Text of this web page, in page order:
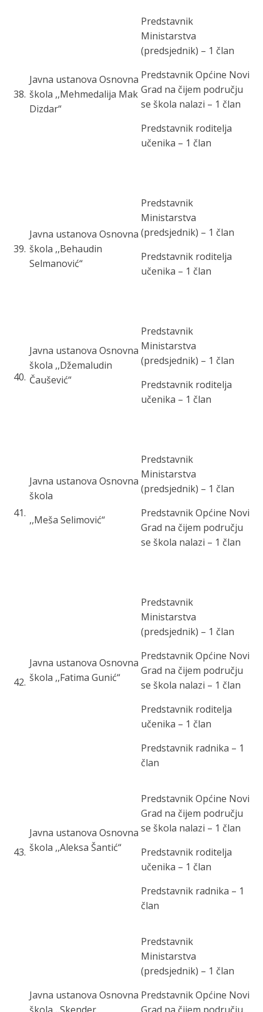
38.
Javna ustanova Osnovna
škola ,,Mehmedalija Mak
Dizdar“
Predstavnik
Ministarstva
(predsjednik) – 1 član
Predstavnik Općine Novi
Grad na čijem području
se škola nalazi – 1 član
Predstavnik roditelja
učenika – 1 član
39.
Javna ustanova Osnovna
škola ,,Behaudin
Selmanović“
Predstavnik
Ministarstva
(predsjednik) – 1 član
Predstavnik roditelja
učenika – 1 član
40.
Javna ustanova Osnovna
škola ,,Džemaludin
Čaušević“
Predstavnik
Ministarstva
(predsjednik) – 1 član
Predstavnik roditelja
učenika – 1 član
41.
Javna ustanova Osnovna
škola
,,Meša Selimović“
Predstavnik
Ministarstva
(predsjednik) – 1 član
Predstavnik Općine Novi
Grad na čijem području
se škola nalazi – 1 član
42.
Javna ustanova Osnovna
škola ,,Fatima Gunić“
Predstavnik
Ministarstva
(predsjednik) – 1 član
Predstavnik Općine Novi
Grad na čijem području
se škola nalazi – 1 član
Predstavnik roditelja
učenika – 1 član
Predstavnik radnika – 1
član
43.
Javna ustanova Osnovna
škola ,,Aleksa Šantić“
Predstavnik Općine Novi
Grad na čijem području
se škola nalazi – 1 član
Predstavnik roditelja
učenika – 1 član
Predstavnik radnika – 1
član
Javna ustanova Osnovna
Predstavnik
Ministarstva
(predsjednik) – 1 član
Predstavnik Općine Novi